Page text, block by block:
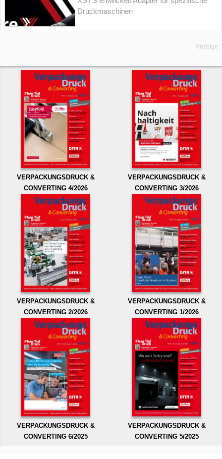
Druckmaschinen
Anzeige
VERPACKUNGSDRUCK &
CONVERTING 4/2026
VERPACKUNGSDRUCK &
CONVERTING 3/2026
VERPACKUNGSDRUCK &
CONVERTING 2/2026
VERPACKUNGSDRUCK &
CONVERTING 1/2026
VERPACKUNGSDRUCK &
CONVERTING 6/2025
VERPACKUNGSDRUCK &
CONVERTING 5/2025